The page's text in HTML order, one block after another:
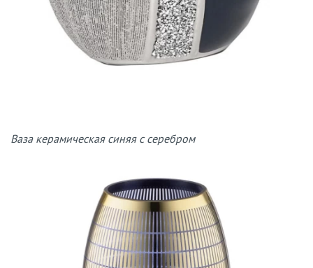
Ваза керамическая синяя с серебром